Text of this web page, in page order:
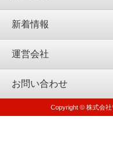
新着情報
運営会社
お問い合わせ
Copyright © 株式会社